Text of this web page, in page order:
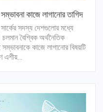
কাজে লাগানোর তাগিদ
সদস্য দেশগুলোর মধ্যে
বৈশ্বিক অর্থনৈতিক
কাজে লাগানোর বিষয়টি
এশীয়…